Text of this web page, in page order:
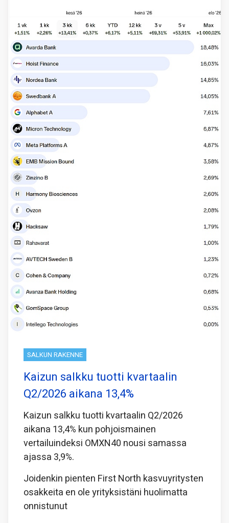
SALKUN RAKENNE
Kaizun salkku tuotti kvartaalin
Q2/2026 aikana 13,4%
Kaizun salkku tuotti kvartaalin Q2/2026
aikana 13,4% kun pohjoismainen
vertailuindeksi OMXN40 nousi samassa
ajassa 3,9%.
Joidenkin pienten First North kasvuyritysten
osakkeita en ole yrityksistäni huolimatta
onnistunut